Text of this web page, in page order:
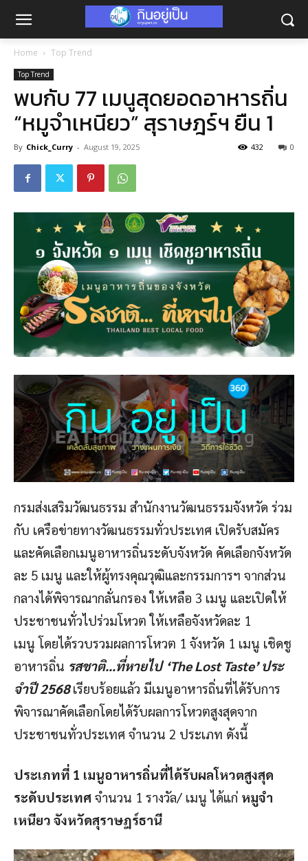
Home Top Trend
Top Trend
พบกับ 77 เมนูสุดยอดอาหารถิ่น
“หมูจำเหนียว” สุราษฎร์ฯ ยืน 1
By Chick_Curry - August 19, 2025 0
432
กรมส่งเสริมวัฒนธรรม สํานักงานวัฒนธรรมจังหวัด ร่วม
กับ เครือข่ายทางวัฒนธรรมทั่วประเทศ เปิดรับสมัคร
และคัดเลือกเมนูอาหารถิ่นระดับจังหวัด คัดเลือกจังหวัด
ละ 5 เมนู และให้ผู้ทรงคุณวุฒิและกรรมการฯ จากส่วน
กลางได้พิจารณากลั่นกรอง ให้เหลือ 3 เมนู และเปิดให้
ประชาชนทั่วไปร่วมโหวต ให้เหลือจังหวัดละ 1
เมนู โดยได้รวบรวมผลการโหวต 1 จังหวัด 1 เมนู เชิดชู
อาหารถิ่น รสชาติ…ที่หายไป ‘The Lost Taste’ ประ
จําปี 2568เรียบร้อยแล้ว มีเมนูอาหารถิ่นที่ได้รับการ
พิจารณาคัดเลือกโดยได้รับผลการโหวตสูงสุดจาก
ประชาชนทั่วประเทศ จํานวน 2 ประเภท ดังนี้
ประเภทที่ 1 เมนูอาหารถิ่นที่ได้รับผลโหวตสูงสุด
ระดับประเทศ จํานวน 1 รางวัล/ เมนู ได้แก่ หมูจํา
เหนียว จังหวัดสุราษฎร์ธานี